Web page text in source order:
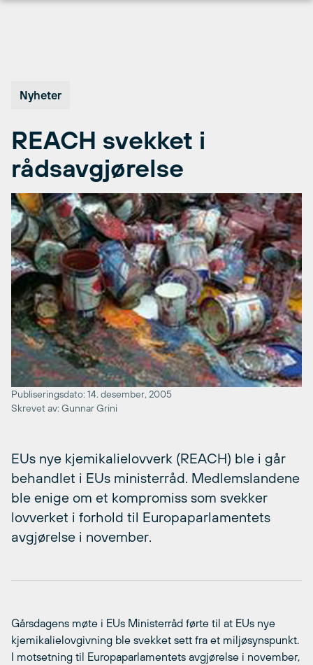
Nyheter
REACH svekket i
rådsavgjørelse
Publiseringsdato: 14. desember, 2005
Skrevet av: Gunnar Grini
EUs nye kjemikalielovverk (REACH) ble i går
behandlet i EUs ministerråd. Medlemslandene
ble enige om et kompromiss som svekker
lovverket i forhold til Europaparlamentets
avgjørelse i november.
Gårsdagens møte i EUs Ministerråd førte til at EUs nye
kjemikalielovgivning ble svekket sett fra et miljøsynspunkt.
I motsetning til Europaparlamentets avgjørelse i november,